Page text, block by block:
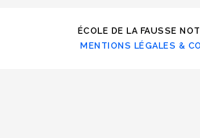
ÉCOLE DE LA FAUSSE
MENTIONS LÉGALES &